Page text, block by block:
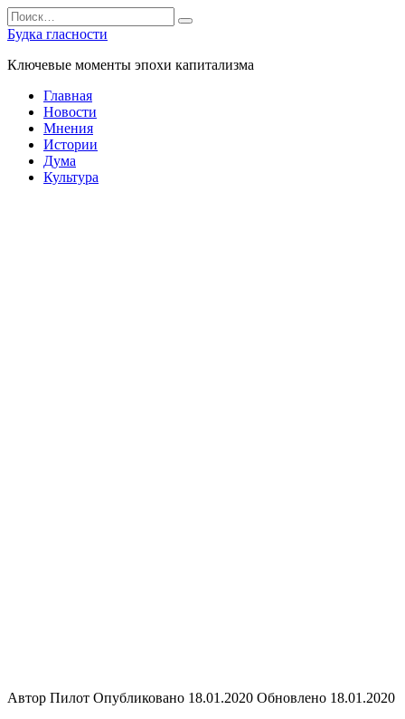
Перейти
к
содержанию
Search
for:
Будка гласности
Ключевые моменты эпохи капитализма
Главная
Новости
Мнения
Истории
Дума
Культура
Автор Пилот Опубликовано 18.01.2020 Обновлено 18.01.2020